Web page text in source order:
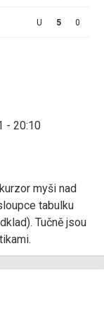
U 5 0
- 20:10
myši nad
tabulku
Tučně jsou